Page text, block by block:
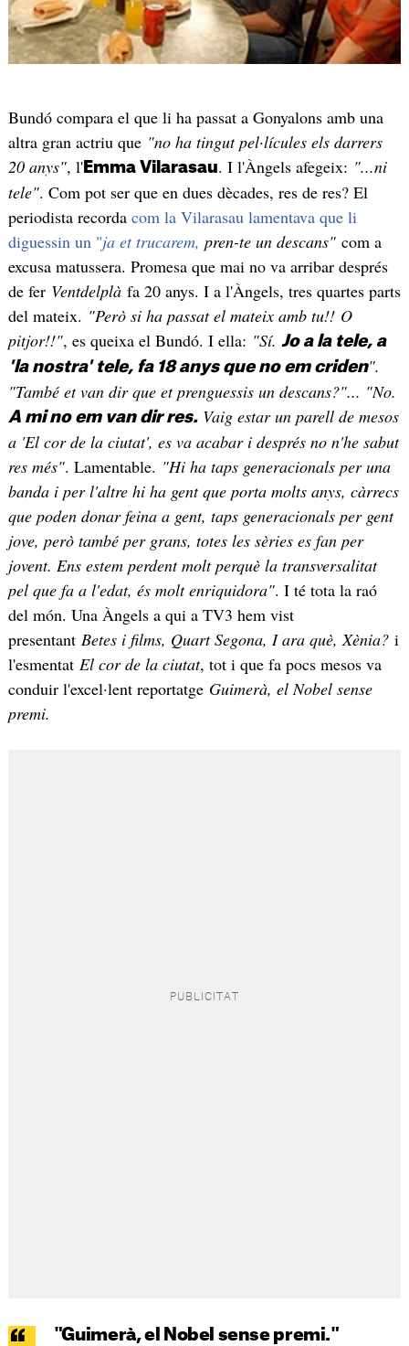
Bundó compara el que li ha passat a Gonyalons amb una
altra gran actriu que "no ha tingut pel·lícules els darrers
20 anys", l'Emma Vilarasau. I l'Àngels afegeix: "...ni
tele". Com pot ser que en dues dècades, res de res? El
periodista recordacom la Vilarasau lamentava que li
diguessin un "ja et trucarem, pren-te un descans"com a
excusa matussera. Promesa que mai no va arribar després
de fer Ventdelplàfa 20 anys. I a l'Àngels, tres quartes parts
del mateix. "Però si ha passat el mateix amb tu!! O
pitjor!!", es queixa el Bundó. I ella: "Sí. Jo a la tele, a
'la nostra' tele, fa 18 anys que no em criden".
"També et van dir que et prenguessis un descans?"... "No.
A mi no em van dir res.Vaig estar un parell de mesos
a 'El cor de la ciutat', es va acabar i després no n'he sabut
res més". Lamentable. "Hi ha taps generacionals per una
banda i per l'altre hi ha gent que porta molts anys, càrrecs
que poden donar feina a gent, taps generacionals per gent
jove, però també per grans, totes les sèries es fan per
jovent. Ens estem perdent molt perquè la transversalitat
pel que fa a l'edat, és molt enriquidora". I té tota la raó
del món. Una Àngels a qui a TV3 hem vist
presentant Betes i films, Quart Segona, I ara què, Xènia? i
l'esmentat El cor de la ciutat, tot i que fa pocs mesos va
conduir l'excel·lent reportatge Guimerà, el Nobel sense
premi.
"Guimerà, el Nobel sense premi."